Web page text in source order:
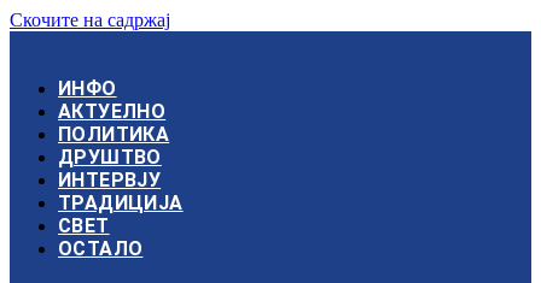
Скочите на садржај
ИНФО
АКТУЕЛНО
ПОЛИТИКА
ДРУШТВО
ИНТЕРВЈУ
ТРАДИЦИЈА
СВЕТ
ОСТАЛО